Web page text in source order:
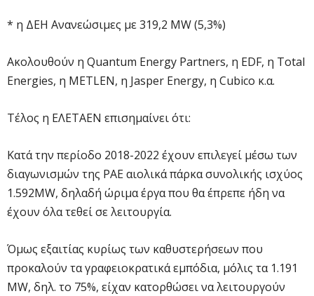
* η ΔΕΗ Ανανεώσιμες με 319,2 MW (5,3%)
Ακολουθούν η Quantum Energy Partners, η EDF, η Total
Energies, η METLEN, η Jasper Energy, η Cubico κ.α.
Τέλος η ΕΛΕΤΑΕΝ επισημαίνει ότι:
Κατά την περίοδο 2018-2022 έχουν επιλεγεί μέσω των
διαγωνισμών της ΡΑΕ αιολικά πάρκα συνολικής ισχύος
1.592MW, δηλαδή ώριμα έργα που θα έπρεπε ήδη να
έχουν όλα τεθεί σε λειτουργία.
Όμως εξαιτίας κυρίως των καθυστερήσεων που
προκαλούν τα γραφειοκρατικά εμπόδια, μόλις τα 1.191
MW, δηλ. το 75%, είχαν κατορθώσει να λειτουργούν